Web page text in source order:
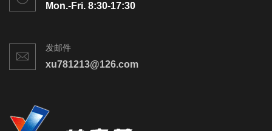
Mon.-Fri. 8:30-17:30
发邮件
xu781213@126.com